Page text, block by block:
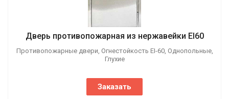
Дверь противопожарная из нержавейки EI60
Противопожарные двери, Огнестойкость EI-60, Однопольные,
Глухие
Заказать